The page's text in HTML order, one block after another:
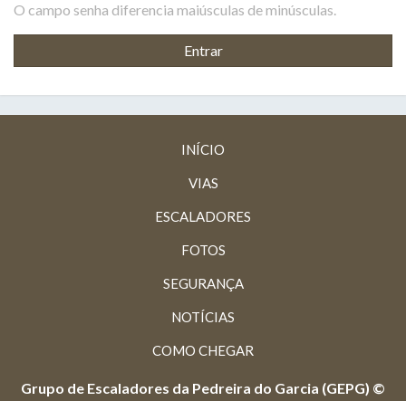
O campo senha diferencia maiúsculas de minúsculas.
INÍCIO
VIAS
ESCALADORES
FOTOS
SEGURANÇA
NOTÍCIAS
COMO CHEGAR
Grupo de Escaladores da Pedreira do Garcia (GEPG) ©